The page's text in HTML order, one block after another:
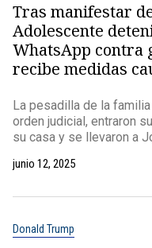
Tras manifestar
Adolescente
WhatsApp contra
recibe medidas
La pesadilla de la
orden judicial, entraron
su casa y se llevaron a
junio 12, 2025
Donald Trump